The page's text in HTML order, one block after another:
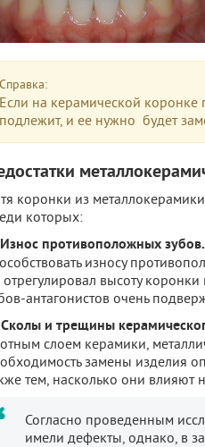
Справка:
Если на керамической
подлежит, и ее нужно будет
коронки из
которых:
противоположных зубов.
износу
отрегулировал высоту
антагонистов очень
и трещины
слоем керамики,
замены изделия
тем, насколько они влияют
Согласно проведенным
имели дефекты, однако, в